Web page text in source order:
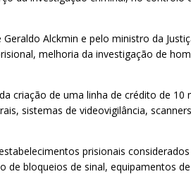
Alckmin e pelo ministro da
melhoria da investigação de
criação de uma linha de crédito de
sistemas de videovigilância,
prisionais
bloqueios de sinal, equipamentos